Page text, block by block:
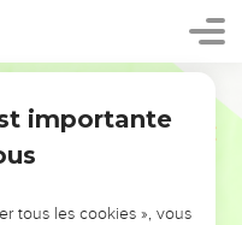
importante
tous les cookies », vous